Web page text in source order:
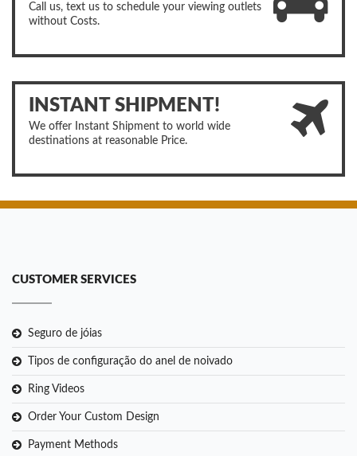
Call us, text us to schedule your viewing outlets
without Costs.
INSTANT SHIPMENT!
We offer Instant Shipment to world wide
destinations at reasonable Price.
CUSTOMER SERVICES
Seguro de jóias
Tipos de configuração do anel de noivado
Ring Videos
Order Your Custom Design
Payment Methods